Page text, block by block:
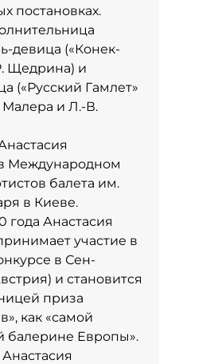
постановках.
девица («Конек-
Щедрина) и
(«Русский Гамлет»
Малера и Л.-В.
Международном
балета им.
в Киеве.
года Анастасия
участие в
в Сен-
и становится
приза
как «самой
балерине Европы».